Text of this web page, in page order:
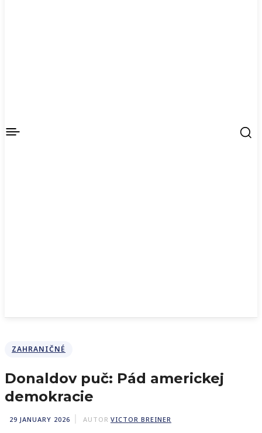
ZAHRANIČNÉ
Donaldov puč: Pád americkej
demokracie
29 JANUARY 2026 AUTOR VICTOR BREINER